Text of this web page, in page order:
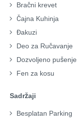
Bračni krevet
Čajna Kuhinja
Đakuzi
Deo za Ručavanje
Dozvoljeno pušenje
Fen za kosu
Sadržaji
Besplatan Parking